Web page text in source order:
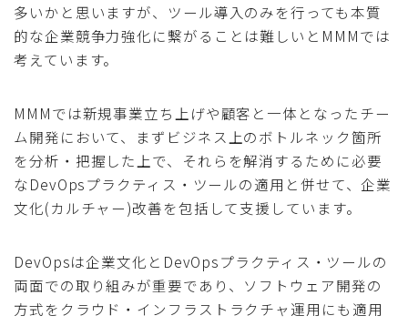
多いかと思いますが、ツール導入のみを行っても本質
的な企業競争力強化に繋がることは難しいとMMMでは
考えています。
MMMでは新規事業立ち上げや顧客と一体となったチー
ム開発において、まずビジネス上のボトルネック箇所
を分析・把握した上で、それらを解消するために必要
なDevOpsプラクティス・ツールの適用と併せて、企業
文化(カルチャー)改善を包括して支援しています。
DevOpsは企業文化とDevOpsプラクティス・ツールの
両面での取り組みが重要であり、ソフトウェア開発の
方式をクラウド・インフラストラクチャ運用にも適用